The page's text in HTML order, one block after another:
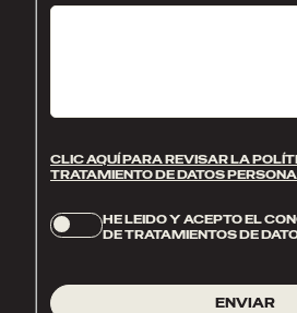
CLIC AQUÍ PARA REVISAR LA
TRATAMIENTO DE DATOS
HE LEIDO Y ACEPTO EL
DE TRATAMIENTOS DE
ENVIAR